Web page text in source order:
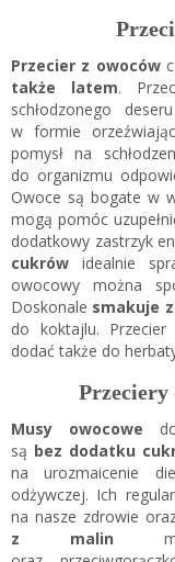
Przecier z owoców
także latem.
schłodzonego
w formie
pomysł na
do organizmu
Owoce są bogate w
mogą pomóc
dodatkowy zastrzyk
cukrów idealnie
owocowy można
Doskonale smakuje
do koktajlu.
dodać także do
Przeciery
Musy owocowe
są bez dodatku
na urozmaicenie
odżywczej. Ich
na nasze zdrowie
z malin ma